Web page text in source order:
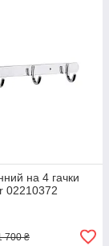
на 4 гачки
02210372
700 ₴